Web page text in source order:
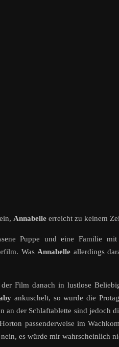
Annabelle erreicht zu keinem
Puppe und eine Familie
WasAnnabelle allerdings
Film danach in lustlose
ankuschelt, so wurde die
der Schlaftablette sind jedoch
passenderweise im
es würde mir wahrscheinlich